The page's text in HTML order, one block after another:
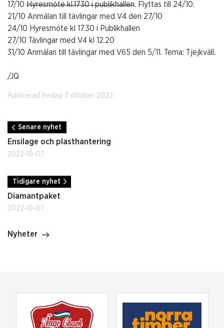
17/10 Hyresmöte kl.1730 i publikhallen. Flyttas till 24/10.
21/10 Anmälan till tävlingar med V4 den 27/10
24/10 Hyresmöte kl 17.30 i Publikhallen
27/10 Tävlingar med V4 kl 12.20
31/10 Anmälan till tävlingar med V65 den 5/11. Tema: Tjejkväll.
/JQ
Publicerad fredag 7 oktober 2022.
Senare nyhet
Ensilage och plasthantering
2022-10-07
Tidigare nyhet
Diamantpaket
2022-10-07
Nyheter